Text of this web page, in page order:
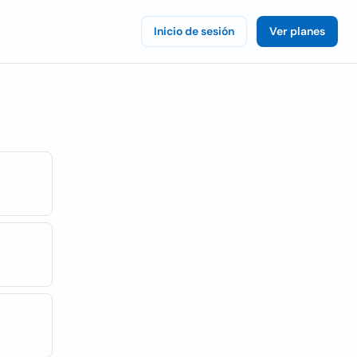
Inicio de sesión Ver planes